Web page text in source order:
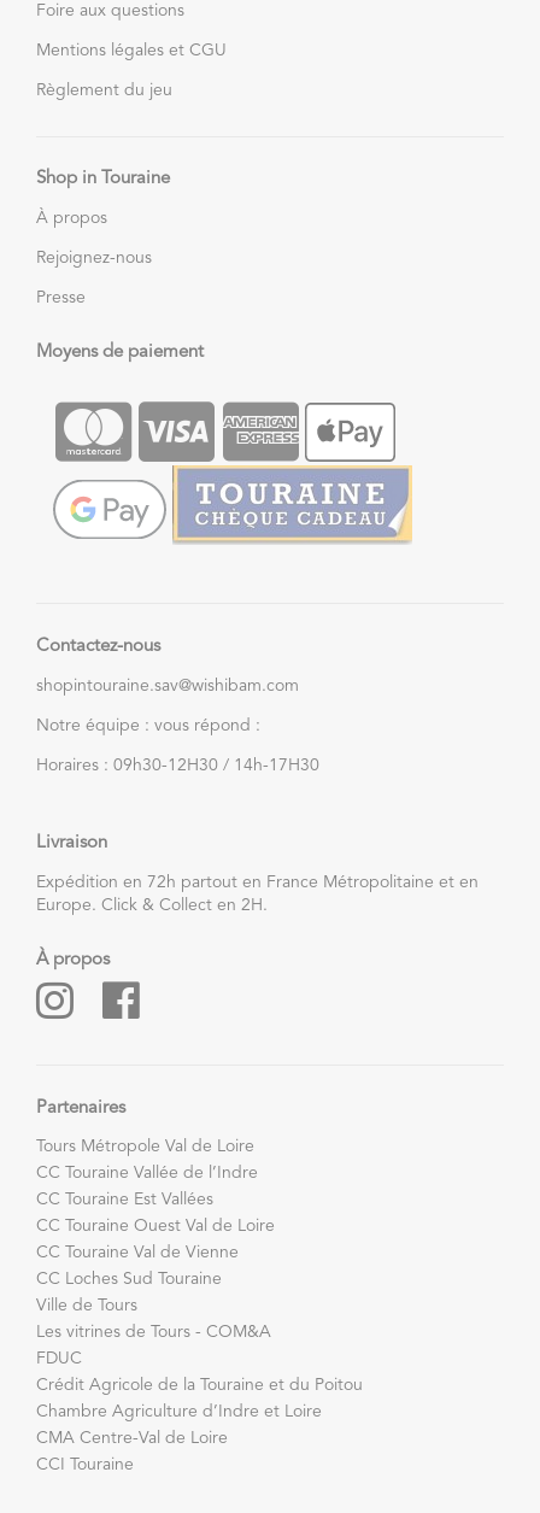
Foire aux questions
Mentions légales et CGU
Règlement du jeu
Shop in Touraine
À propos
Rejoignez-nous
Presse
Moyens de paiement
Contactez-nous
shopintouraine.sav@wishibam.com
Notre équipe : vous répond :
Horaires : 09h30-12H30 / 14h-17H30
Livraison
Expédition en 72h partout en France Métropolitaine et en
Europe. Click & Collect en 2H.
À propos
Partenaires
Tours Métropole Val de Loire
CC Touraine Vallée de l’Indre
CC Touraine Est Vallées
CC Touraine Ouest Val de Loire
CC Touraine Val de Vienne
CC Loches Sud Touraine
Ville de Tours
Les vitrines de Tours - COM&A
FDUC
Crédit Agricole de la Touraine et du Poitou
Chambre Agriculture d’Indre et Loire
CMA Centre-Val de Loire
CCI Touraine